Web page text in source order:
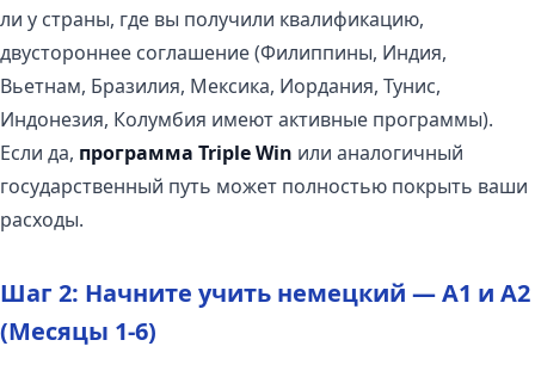
ли у страны, где вы получили квалификацию,
двустороннее соглашение (Филиппины, Индия,
Вьетнам, Бразилия, Мексика, Иордания, Тунис,
Индонезия, Колумбия имеют активные программы).
Если да, программа Triple Win или аналогичный
государственный путь может полностью покрыть ваши
расходы.
Шаг 2: Начните учить немецкий — A1 и A2
(Месяцы 1-6)